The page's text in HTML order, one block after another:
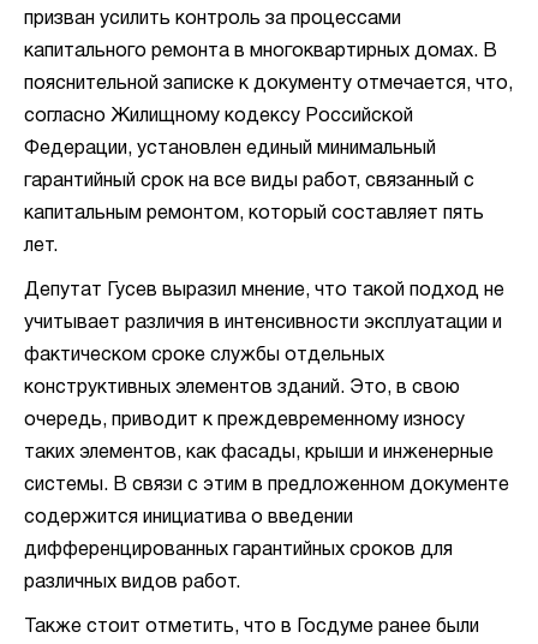
призван усилить контроль за процессами
капитального ремонта в многоквартирных домах. В
пояснительной записке к документу отмечается, что,
согласно Жилищному кодексу Российской
Федерации, установлен единый минимальный
гарантийный срок на все виды работ, связанный с
капитальным ремонтом, который составляет пять
лет.
Депутат Гусев выразил мнение, что такой подход не
учитывает различия в интенсивности эксплуатации и
фактическом сроке службы отдельных
конструктивных элементов зданий. Это, в свою
очередь, приводит к преждевременному износу
таких элементов, как фасады, крыши и инженерные
системы. В связи с этим в предложенном документе
содержится инициатива о введении
дифференцированных гарантийных сроков для
различных видов работ.
Также стоит отметить, что в Госдуме ранее были